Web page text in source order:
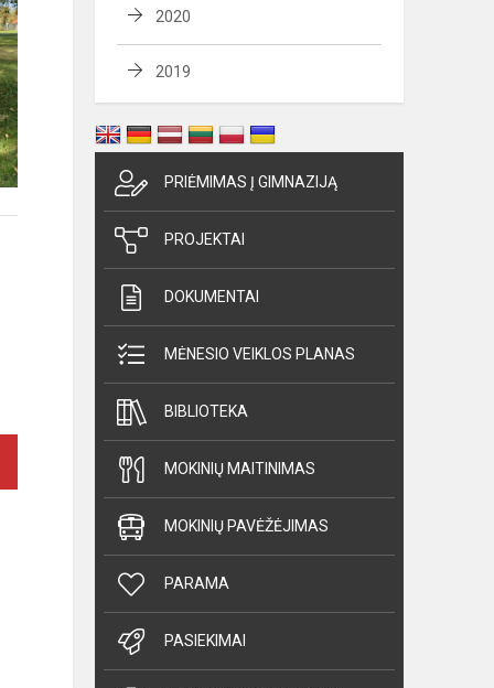
2020
2019
PRIĖMIMAS Į GIMNAZIJĄ
PROJEKTAI
DOKUMENTAI
MĖNESIO VEIKLOS PLANAS
BIBLIOTEKA
MOKINIŲ MAITINIMAS
MOKINIŲ PAVĖŽĖJIMAS
PARAMA
PASIEKIMAI